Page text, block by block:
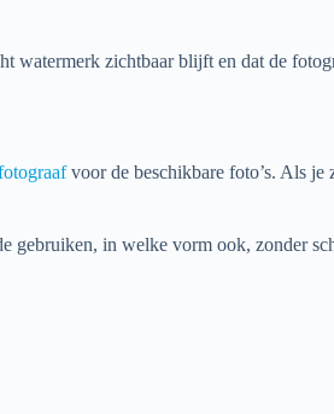
watermerk zichtbaar blijft en dat de
voor de beschikbare foto’s. Als je
gebruiken, in welke vorm ook, zonder